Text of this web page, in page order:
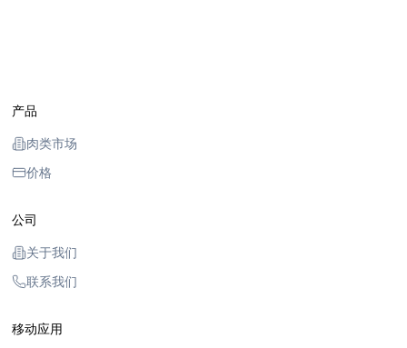
产品
肉类市场
价格
公司
关于我们
联系我们
移动应用